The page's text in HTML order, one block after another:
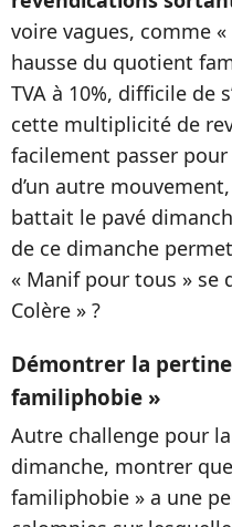
voire vagues, comme «
hausse du quotient
TVA à 10%, difficile de
cette multiplicité de
facilement passer pour
d’un autre
battait le pavé
de ce dimanche
« Manif pour tous » se
Colère » ?
Démontrer la
familiphobie »
Autre challenge pour
dimanche, montrer
familiphobie » a une